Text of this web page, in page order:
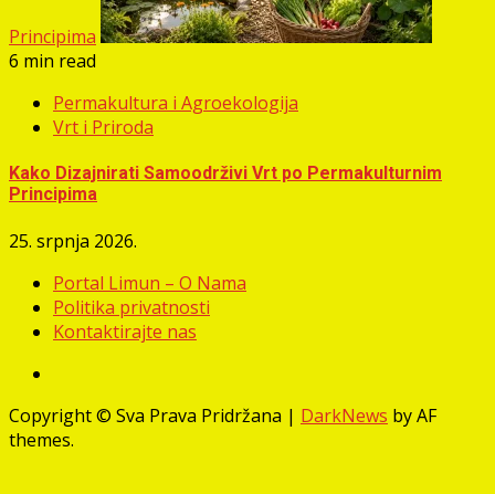
Principima
6 min read
Permakultura i Agroekologija
Vrt i Priroda
Kako Dizajnirati Samoodrživi Vrt po Permakulturnim
Principima
25. srpnja 2026.
Portal Limun – O Nama
Politika privatnosti
Kontaktirajte nas
Copyright © Sva Prava Pridržana | DarkNews by AF
themes.